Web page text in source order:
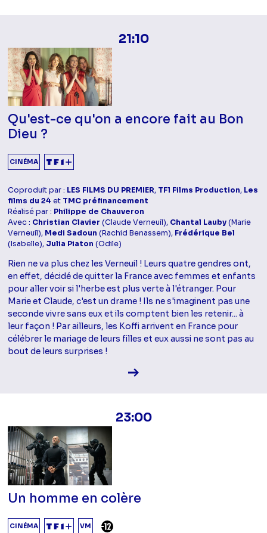
21:10
Qu'est-ce qu'on a encore fait au Bon
Dieu ?
CINÉMA
Coproduit par : LES FILMS DU PREMIER, TF1 Films Production, Les
films du 24 et TMC préfinancement
Réalisé par : Philippe de Chauveron
Avec : Christian Clavier (Claude Verneuil), Chantal Lauby(Marie
Verneuil), Medi Sadoun (Rachid Benassem), Frédérique Bel
(Isabelle), Julia Piaton (Odile)
Rien ne va plus chez les Verneuil ! Leurs quatre gendres ont,
en effet, décidé de quitter la France avec femmes et enfants
pour aller voir si l'herbe est plus verte à l'étranger. Pour
Marie et Claude, c'est un drame ! Ils ne s'imaginent pas une
seconde vivre sans eux et ils comptent bien les retenir... à
leur façon ! Par ailleurs, les Koffi arrivent en France pour
célébrer le mariage de leurs filles et eux aussi ne sont pas au
bout de leurs surprises !
Voir la fiche diffusion
23:00
Un homme en colère
CINÉMA VM